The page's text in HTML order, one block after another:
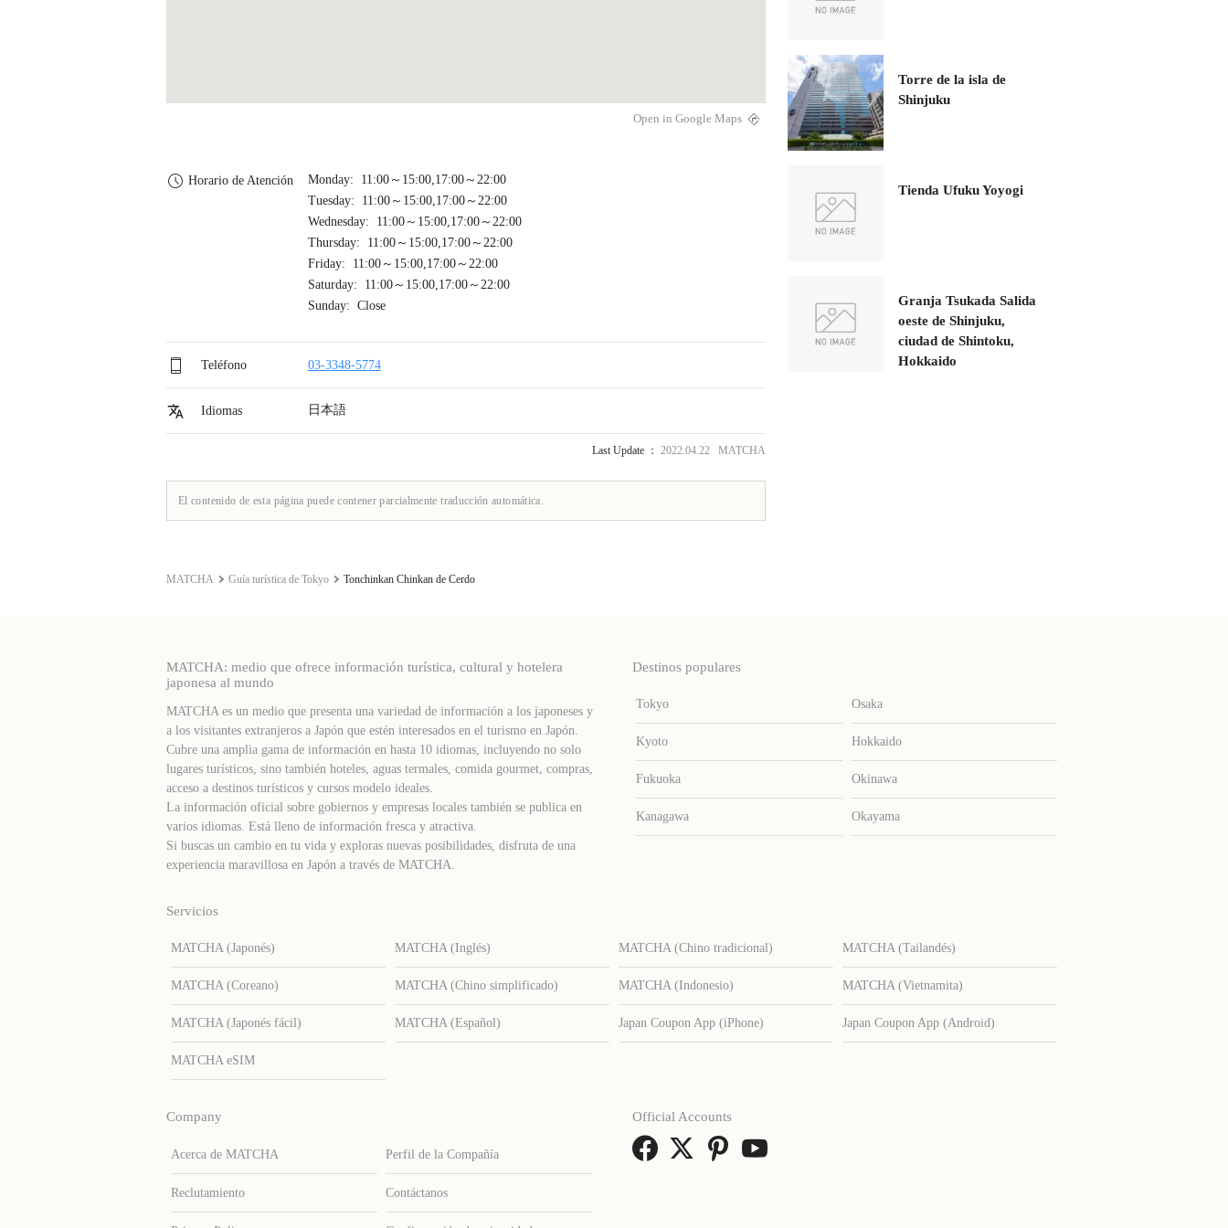
Open in Google Maps
Horario de Atención
Monday: 11:00～15:00,17:00～22:00
Tuesday: 11:00～15:00,17:00～22:00
Wednesday: 11:00～15:00,17:00～22:00
Thursday: 11:00～15:00,17:00～22:00
Friday: 11:00～15:00,17:00～22:00
Saturday: 11:00～15:00,17:00～22:00
Sunday: Close
Teléfono 03-3348-5774
Idiomas 日本語
Last Update ： 2022.04.22 MATCHA
El contenido de esta página puede contener parcialmente traducción automática.
Torre de la isla de
Shinjuku
Tienda Ufuku Yoyogi
Granja Tsukada Salida
oeste de Shinjuku,
ciudad de Shintoku,
Hokkaido
MATCHA Guía turística de Tokyo Tonchinkan Chinkan de Cerdo
MATCHA: medio que ofrece información turística, cultural y hotelera
japonesa al mundo
MATCHA es un medio que presenta una variedad de información a los japoneses y
a los visitantes extranjeros a Japón que estén interesados ​​en el turismo en Japón.
Cubre una amplia gama de información en hasta 10 idiomas, incluyendo no solo
lugares turísticos, sino también hoteles, aguas termales, comida gourmet, compras,
acceso a destinos turísticos y cursos modelo ideales.
La información oficial sobre gobiernos y empresas locales también se publica en
varios idiomas. Está lleno de información fresca y atractiva.
Si buscas un cambio en tu vida y exploras nuevas posibilidades, disfruta de una
experiencia maravillosa en Japón a través de MATCHA.
Destinos populares
Tokyo Osaka
Kyoto Hokkaido
Fukuoka Okinawa
Kanagawa Okayama
Servicios
MATCHA (Japonés) MATCHA (Inglés) MATCHA (Chino tradicional) MATCHA (Tailandés)
MATCHA (Coreano) MATCHA (Chino simplificado) MATCHA (Indonesio) MATCHA (Vietnamita)
MATCHA (Japonés fácil) MATCHA (Español) Japan Coupon App (iPhone) Japan Coupon App (Android)
MATCHA eSIM
Company
Acerca de MATCHA Perfil de la Compañía
Reclutamiento Contáctanos
Official Accounts